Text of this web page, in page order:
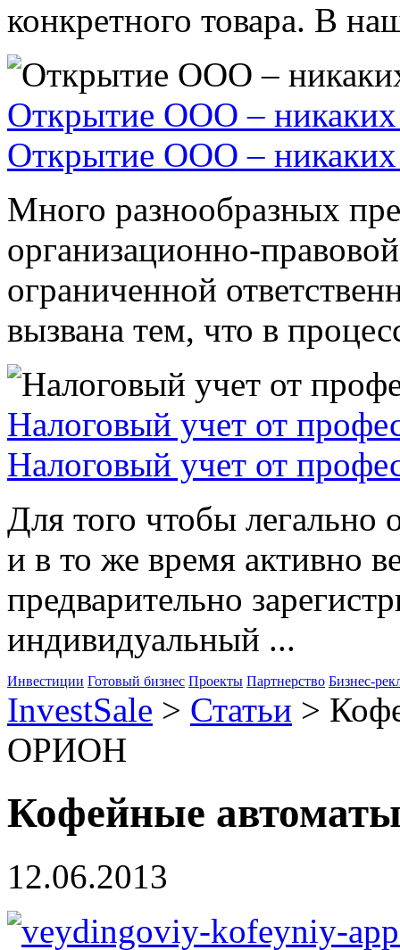
конкретного товара. В
Открытие ООО – никаких
Открытие ООО – никаких
Много разнообразных
организационно-
ограниченной
вызвана тем, что в
Налоговый учет от
Налоговый учет от
Для того чтобы легально
и в то же время активно
предварительно
индивидуальный ...
Инвестиции Готовый бизнес Проекты Партнерство Бизнес-
InvestSale > Статьи >
ОРИОН
Кофейные
12.06.2013